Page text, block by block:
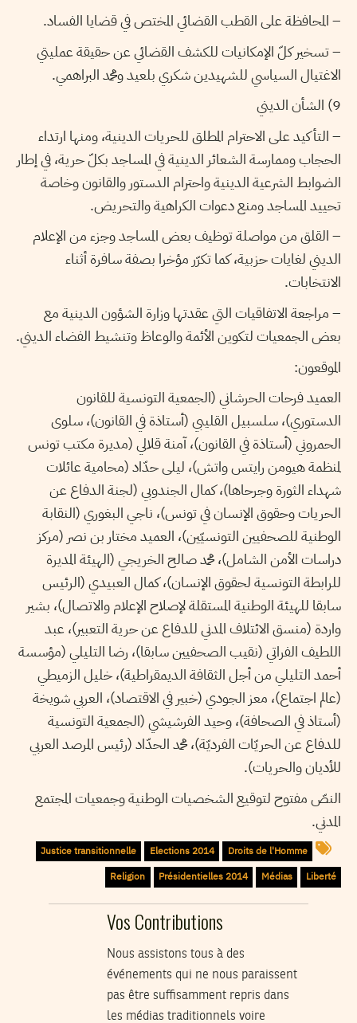
– المحافظة على القطب القضائي المختص في قضايا الفساد.
– تسخير كلّ الإمكانيات للكشف القضائي عن حقيقة عمليتي
الاغتيال السياسي للشهيدين شكري بلعيد ومحمد البراهمي.
9) الشأن الديني
– التأكيد على الاحترام المطلق للحريات الدينية، ومنها ارتداء
الحجاب وممارسة الشعائر الدينية في المساجد بكلّ حرية، في إطار
الضوابط الشرعية الدينية واحترام الدستور والقانون وخاصة
تحييد المساجد ومنع دعوات الكراهية والتحريض.
– القلق من مواصلة توظيف بعض المساجد وجزء من الإعلام
الديني لغايات حزبية، كما تكرّر مؤخرا بصفة سافرة أثناء
الانتخابات.
– مراجعة الاتفاقيات التي عقدتها وزارة الشؤون الدينية مع
بعض الجمعيات لتكوين الأئمة والوعاظ وتنشيط الفضاء الديني.
الموقعون:
العميد فرحات الحرشاني (الجمعية التونسية للقانون
الدستوري)، سلسبيل القليبي (أستاذة في القانون)، سلوى
الحمروني (أستاذة في القانون)، آمنة قلالي (مديرة مكتب تونس
لمنظمة هيومن رايتس واتش)، ليلى حدّاد (محامية عائلات
شهداء الثورة وجرحاها)، كمال الجندوبي (لجنة الدفاع عن
الحريات وحقوق الإنسان في تونس)، ناجي البغوري (النقابة
الوطنية للصحفيين التونسيّين)، العميد مختار بن نصر (مركز
دراسات الأمن الشامل)، محمد صالح الخريجي (الهيئة المديرة
للرابطة التونسية لحقوق الإنسان)، كمال العبيدي (الرئيس
سابقا للهيئة الوطنية المستقلة لإصلاح الإعلام والاتصال)، بشير
واردة (منسق الائتلاف المدني للدفاع عن حرية التعبير)، عبد
اللطيف الفراتي (نقيب الصحفيين سابقا)، رضا التليلي (مؤسسة
أحمد التليلي من أجل الثقافة الديمقراطية)، خليل الزميطي
(عالم اجتماع)، معز الجودي (خبير في الاقتصاد)، العربي شويخة
(أستاذ في الصحافة)، وحيد الفرشيشي (الجمعية التونسية
للدفاع عن الحريّات الفرديّة)، محمد الحدّاد (رئيس المرصد العربي
للأديان والحريات).
النصّ مفتوح لتوقيع الشخصيات الوطنية وجمعيات المجتمع
المدني.
Droits de l'Homme
Elections 2014
Justice transitionnelle
Liberté
Médias
Présidentielles 2014
Religion
Vos Contributions
Nous assistons tous à des
événements qui ne nous paraissent
pas être suffisamment repris dans
les médias traditionnels voire